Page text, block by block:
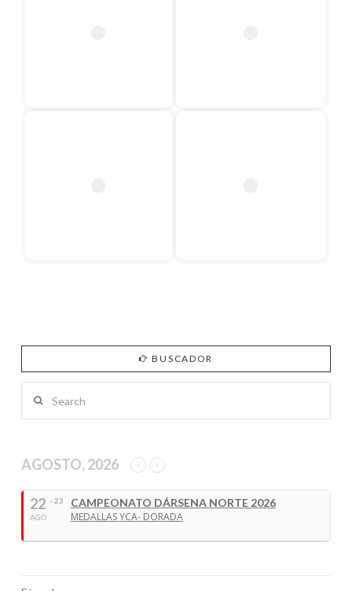
BUSCADOR
AGOSTO, 2026
22
AGO
- 23
CAMPEONATO DÁRSENA NORTE 2026
MEDALLAS YCA- DORADA